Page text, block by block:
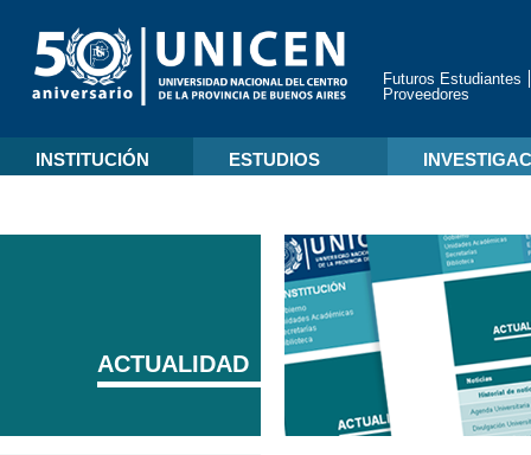
Futuros Estudiantes
Proveedores
INSTITUCIÓN ESTUDIOS
ACTUALIDAD